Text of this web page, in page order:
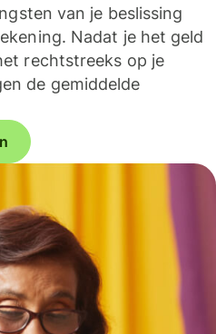
van je beslissing
Nadat je het geld
rechtstreeks op je
de gemiddelde